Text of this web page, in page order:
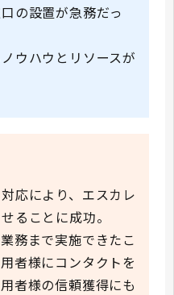
の設置が急務だっ
ウハウとリソースが
応により、エスカレ
ることに成功。
務まで実施できたこ
者様にコンタクトを
者様の信頼獲得にも